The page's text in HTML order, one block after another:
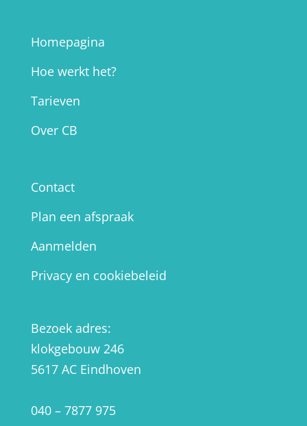
Homepagina
Hoe werkt het?
Tarieven
Over CB
Contact
Plan een afspraak
Aanmelden
Privacy en cookiebeleid
Bezoek adres:
klokgebouw 246
5617 AC Eindhoven
040 – 7877 975